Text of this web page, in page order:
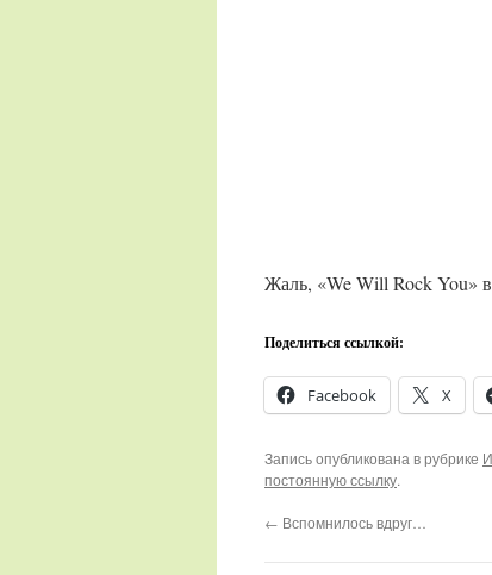
Жаль, «We Will Rock You»
Поделиться ссылкой:
Facebook X
Запись опубликована в рубрике
постоянную ссылку.
← Вспомнилось вдруг…